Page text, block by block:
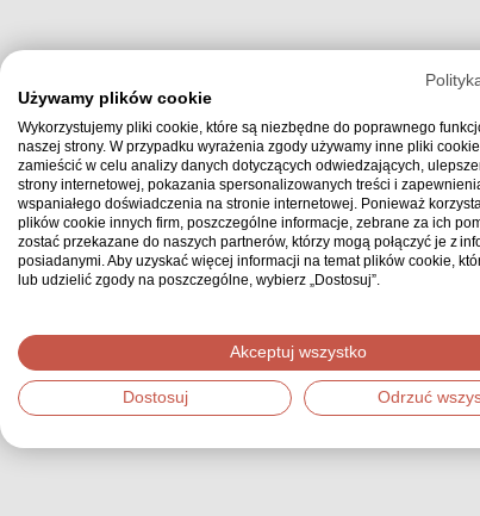
Używamy plików cookie
Wykorzystujemy pliki cookie, które są niezbędne do poprawnego
naszej strony. W przypadku wyrażenia zgody używamy inne pliki
zamieścić w celu analizy danych dotyczących odwiedzających,
strony internetowej, pokazania spersonalizowanych treści i
wspaniałego doświadczenia na stronie internetowej. Ponieważ
plików cookie innych firm, poszczególne informacje, zebrane za ich
zostać przekazane do naszych partnerów, którzy mogą połączyć je z
posiadanymi. Aby uzyskać więcej informacji na temat plików cookie,
lub udzielić zgody na poszczególne, wybierz „Dostosuj”.
Akceptuj wszystko
Dostosuj Odrzuć